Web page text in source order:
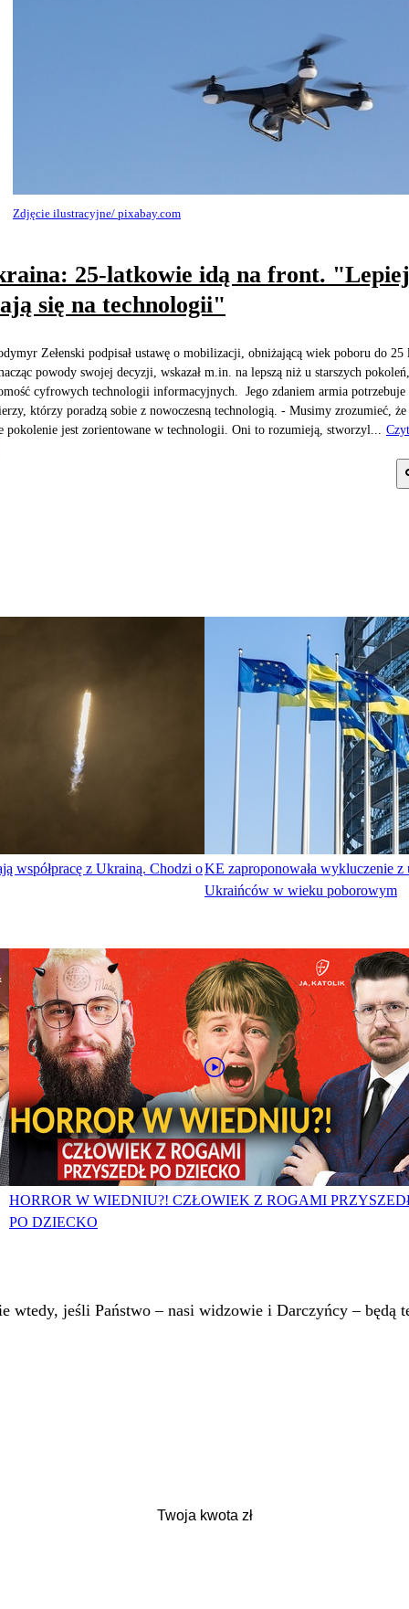
Zdjęcie ilustracyjne/ pixabay.com
25-latkowie idą na front. "Lepiej
się na technologii"
Zełenski podpisał ustawę o mobilizacji, obniżającą wiek poboru do 25
powody swojej decyzji, wskazał m.in. na lepszą niż u starszych pokoleń,
cyfrowych technologii informacyjnych. Jego zdaniem armia potrzebuje
którzy poradzą sobie z nowoczesną technologią. - Musimy zrozumieć, że
pokolenie jest zorientowane w technologii. Oni to rozumieją, stworzyl...
współpracę z Ukrainą. Chodzi oKE zaproponowała wykluczenie
Ukraińców w wieku poborowym
HORROR W WIEDNIU?! CZŁOWIEK Z ROGAMI
PO DZIECKO
wtedy, jeśli Państwo – nasi widzowie i Darczyńcy – będą